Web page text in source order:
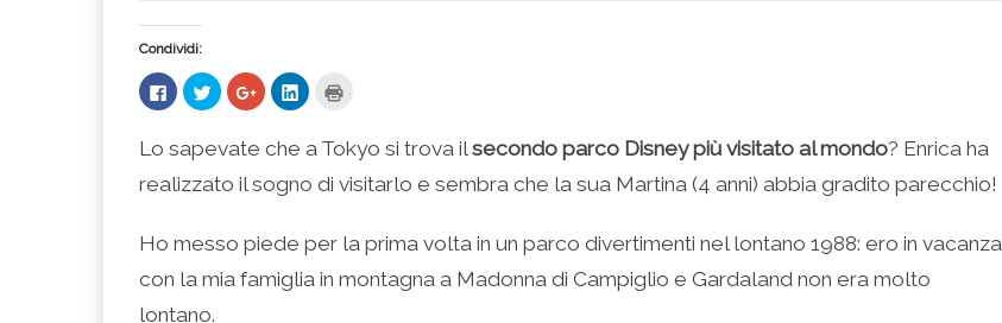
Condividi:
Fai
clic
su
Facebook
(Si
apre
finestra)
Fai
clic
condividere
su
Twitter
(Si
nuova
finestra)
Fai
clic
condividere
su
(Si
apre
nuova
finestra)
Fai
clic
condividere
su
LinkedIn
(Si
nuova
finestra)
stampare
(Si
apre
in
Lo sapevate che a Tokyo si trova il secondo parco Disney più visitato al mondo? Enrica ha
realizzato il sogno di visitarlo e sembra che la sua Martina (4 anni) abbia gradito parecchio!
Ho messo piede per la prima volta in un parco divertimenti nel lontano 1988: ero in vacanza
con la mia famiglia in montagna a Madonna di Campiglio e Gardaland non era molto
lontano.